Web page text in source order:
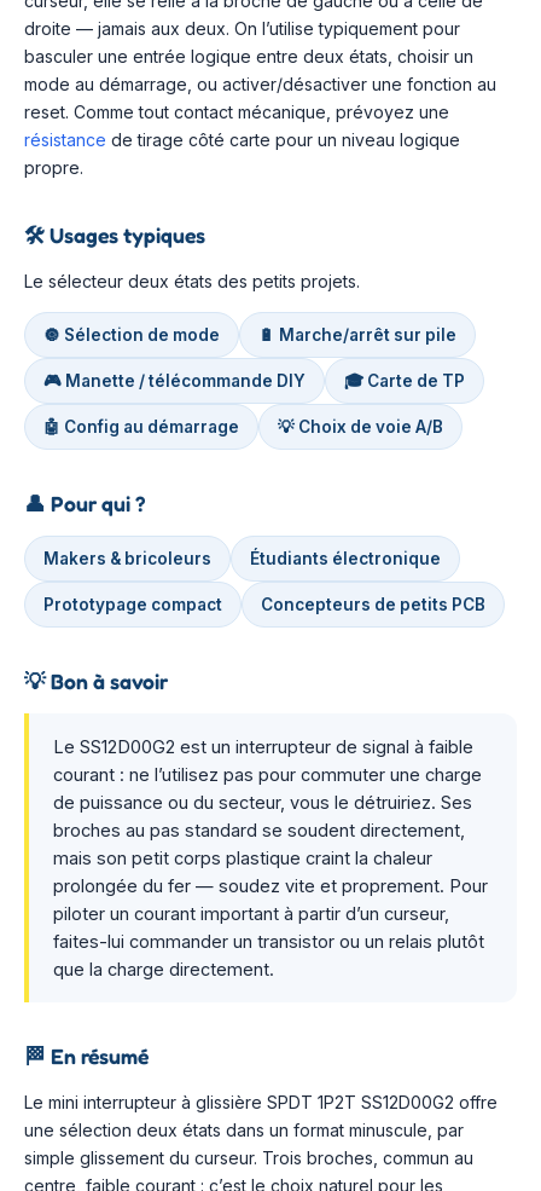
droite — jamais aux deux. On l’utilise typiquement pour
basculer une entrée logique entre deux états, choisir un
mode au démarrage, ou activer/désactiver une fonction au
reset. Comme tout contact mécanique, prévoyez une
résistance de tirage côté carte pour un niveau logique
propre.
🛠️Usages typiques
Le sélecteur deux états des petits projets.
🔘 Sélection de mode 🔋 Marche/arrêt sur pile
🎮 Manette / télécommande DIY 🎓 Carte de TP
🤖 Config au démarrage 💡 Choix de voie A/B
👤 Pour qui ?
Makers & bricoleurs Étudiants électronique
Prototypage compact Concepteurs de petits PCB
💡Bon à savoir
Le SS12D00G2 est un interrupteur de signal à faible
courant : ne l’utilisez pas pour commuter une charge
de puissance ou du secteur, vous le détruiriez. Ses
broches au pas standard se soudent directement,
mais son petit corps plastique craint la chaleur
prolongée du fer — soudez vite et proprement. Pour
piloter un courant important à partir d’un curseur,
faites-lui commander un transistor ou un relais plutôt
que la charge directement.
🏁 En résumé
Le mini interrupteur à glissière SPDT 1P2T SS12D00G2 offre
une sélection deux états dans un format minuscule, par
simple glissement du curseur. Trois broches, commun au
centre, faible courant : c’est le choix naturel pour les